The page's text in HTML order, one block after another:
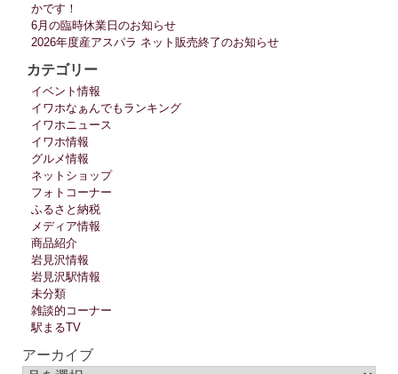
かです！
6月の臨時休業日のお知らせ
2026年度産アスパラ ネット販売終了のお知らせ
カテゴリー
イベント情報
イワホなぁんでもランキング
イワホニュース
イワホ情報
グルメ情報
ネットショップ
フォトコーナー
ふるさと納税
メディア情報
商品紹介
岩見沢情報
岩見沢駅情報
未分類
雑談的コーナー
駅まるTV
アーカイブ